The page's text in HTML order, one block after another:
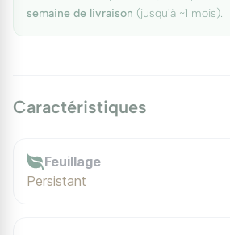
semaine de livraison (jusqu'à ~1 mois).
Caractéristiques
Feuillage
Persistant